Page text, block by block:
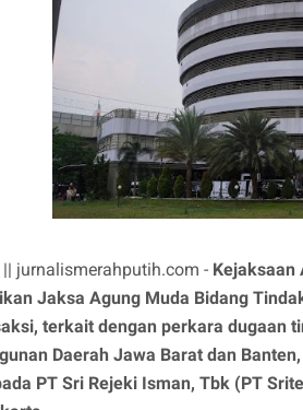
jurnalismerahputih.com - Kejaksaan
Jaksa Agung Muda Bidang
terkait dengan perkara dugaan
Daerah Jawa Barat dan
PT Sri Rejeki Isman, Tbk (PT